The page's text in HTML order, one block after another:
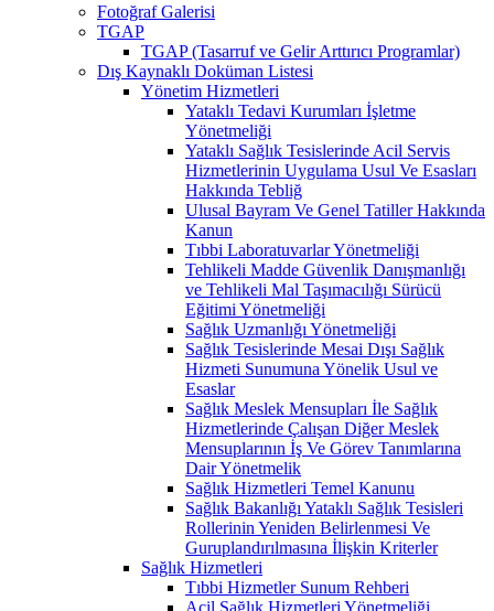
Fotoğraf Galerisi
TGAP
TGAP (Tasarruf ve Gelir Arttırıcı Programlar)
Dış Kaynaklı Doküman Listesi
Yönetim Hizmetleri
Yataklı Tedavi Kurumları İşletme
Yönetmeliği
Yataklı Sağlık Tesislerinde Acil Servis
Hizmetlerinin Uygulama Usul Ve Esasları
Hakkında Tebliğ
Ulusal Bayram Ve Genel Tatiller Hakkında
Kanun
Tıbbi Laboratuvarlar Yönetmeliği
Tehlikeli Madde Güvenlik Danışmanlığı
ve Tehlikeli Mal Taşımacılığı Sürücü
Eğitimi Yönetmeliği
Sağlık Uzmanlığı Yönetmeliği
Sağlık Tesislerinde Mesai Dışı Sağlık
Hizmeti Sunumuna Yönelik Usul ve
Esaslar
Sağlık Meslek Mensupları İle Sağlık
Hizmetlerinde Çalışan Diğer Meslek
Mensuplarının İş Ve Görev Tanımlarına
Dair Yönetmelik
Sağlık Hizmetleri Temel Kanunu
Sağlık Bakanlığı Yataklı Sağlık Tesisleri
Rollerinin Yeniden Belirlenmesi Ve
Guruplandırılmasına İlişkin Kriterler
Sağlık Hizmetleri
Tıbbi Hizmetler Sunum Rehberi
Acil Sağlık Hizmetleri Yönetmeliği